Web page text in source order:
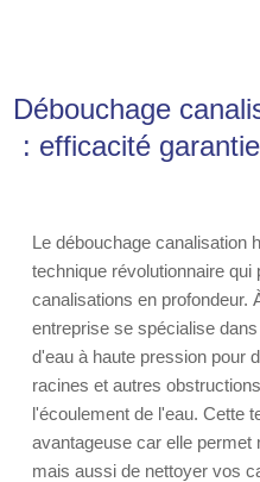
Débouchage
: efficacité
Le débouchage canalisation
technique révolutionnaire
canalisations en profondeur.
entreprise se spécialise
d'eau à haute pression pour
racines et autres
l'écoulement de l'eau. Cette
avantageuse car elle permet
mais aussi de nettoyer vos